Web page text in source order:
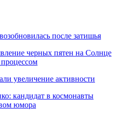
после затишья
черных пятен на Солнце
процессом
увеличение активности
кандидат в космонавты
юмора